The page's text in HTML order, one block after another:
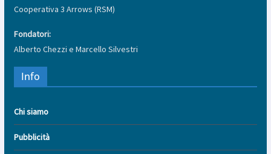
Cooperativa 3 Arrows (RSM)
Fondatori:
Alberto Chezzi e Marcello Silvestri
Info
Chi siamo
Pubblicità